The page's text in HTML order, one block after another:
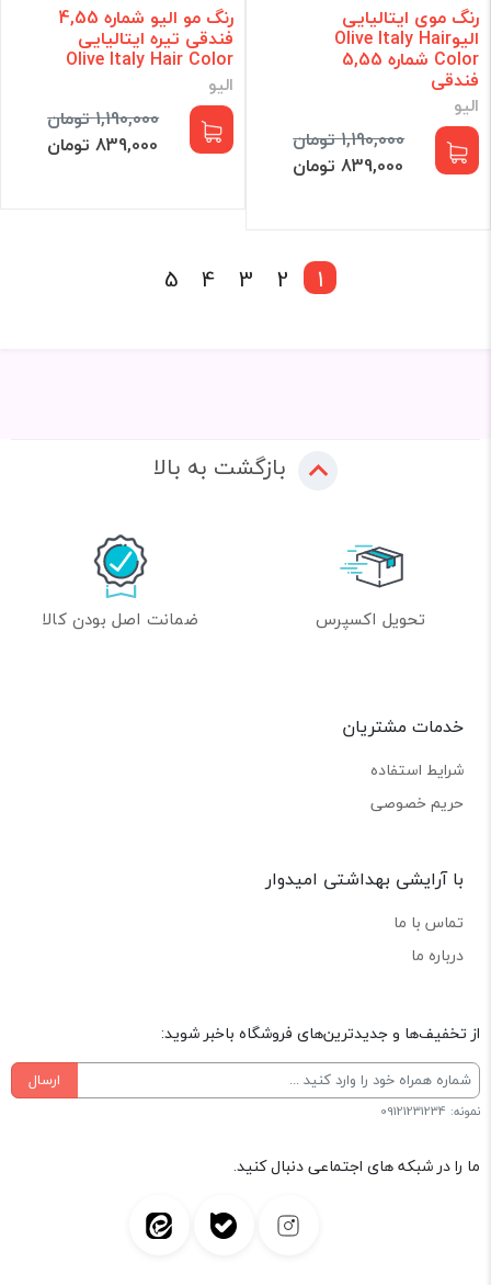
رنگ موی ایتالیایی
الیوOlive Italy Hair
Color شماره 5,55
فندقی
الیو
1,190,000 تومان
839,000 تومان
رنگ مو الیو شماره 4,55
فندقی تیره ایتالیایی
Olive Italy Hair Color
الیو
1,190,000 تومان
839,000 تومان
1
2
3
4
5
بازگشت به بالا
تحویل اکسپرس ضمانت اصل بودن کالا
خدمات مشتریان
شرایط استفاده
حریم خصوصی
با آرایشی بهداشتی امیدوار
تماس با ما
درباره ما
از تخفیف‌ها و جدیدترین‌های فروشگاه باخبر شوید:
ارسال
نمونه: 09121231234
ما را در شبکه های اجتماعی دنبال کنید.